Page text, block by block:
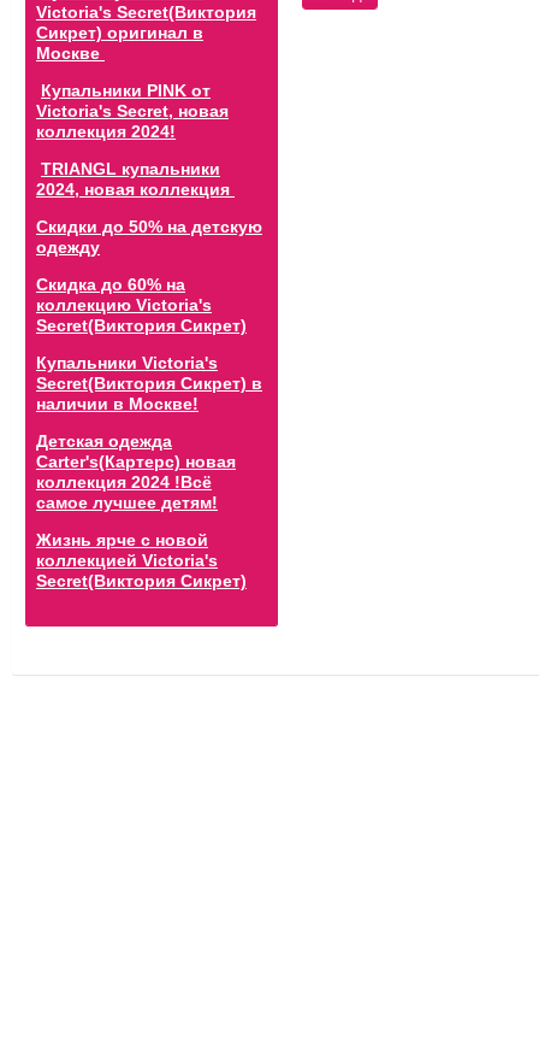
Victoria's Secret(Виктория
Сикрет) оригинал в
Москве
Купальники PINK от
Victoria's Secret, новая
коллекция 2024!
TRIANGL купальники
2024, новая коллекция
Скидки до 50% на детскую
одежду
Скидка до 60% на
коллекцию Victoria's
Secret(Виктория Сикрет)
Купальники Victoria's
Secret(Виктория Сикрет) в
наличии в Москве!
Детская одежда
Carter's(Картерс) новая
коллекция 2024 !Всё
самое лучшее детям!
Жизнь ярче с новой
коллекцией Victoria's
Secret(Виктория Сикрет)